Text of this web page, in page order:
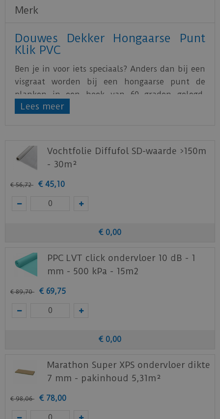
Merk
Douwes Dekker Hongaarse Punt
Klik PVC
Ben je in voor iets speciaals? Anders dan bij een
visgraat worden bij een hongaarse punt de
planken in een hoek van 60 graden gelegd,
waardoor er een rechte naad ontstaat in het
De Klik PVC vloeren van Douwes Dekker hebben
een
geïntegreerde ondervloer
te installeren.
De Douwes Dekker Ambitieus klik-PVC vloeren
geïnstalleerd. Wanneer extra
kunnen de vloeren geïnstalleerd worden op de
PPC LVT click ondervloer 10 dB - 1 mm - 500
ondervloer (86575).
Toepassing op andere en/of indrukbare
buiten de legvoorschriften.
vloeren van
Douwes Dekker
Lees meer
Vochtfolie Diffufol SD-waarde >150m
- 30m²
€ 56,72 € 45,10
€ 0,00
PPC LVT click ondervloer 10 dB - 1
mm - 500 kPa - 15m2
€ 89,70 € 69,75
€ 0,00
Marathon Super XPS ondervloer dikte
7 mm - pakinhoud 5,31m²
€ 98,06 € 78,00